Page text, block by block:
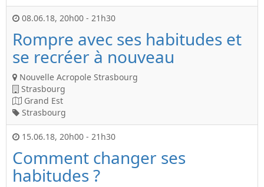
08.06.18, 20h00 - 21h30
Rompre avec ses habitudes et
se recréer à nouveau
Nouvelle Acropole Strasbourg
Strasbourg
Grand Est
Strasbourg
15.06.18, 20h00 - 21h30
Comment changer ses
habitudes ?